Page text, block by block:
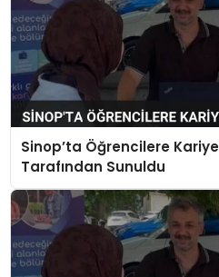
Sinop’ta Öğrencilere
Tarafından Sunuldu